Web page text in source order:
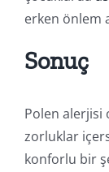
erken önlem
Sonuç
Polen alerjisi
zorluklar
konforlu bir